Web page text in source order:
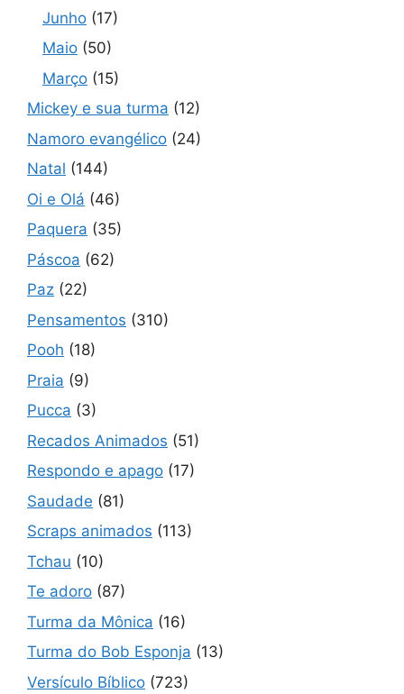
Junho (17)
Maio (50)
Março (15)
Mickey e sua turma (12)
Namoro evangélico (24)
Natal (144)
Oi e Olá (46)
Paquera (35)
Páscoa (62)
Paz (22)
Pensamentos (310)
Pooh (18)
Praia (9)
Pucca (3)
Recados Animados (51)
Respondo e apago (17)
Saudade (81)
Scraps animados (113)
Tchau (10)
Te adoro (87)
Turma da Mônica (16)
Turma do Bob Esponja (13)
Versículo Bíblico (723)